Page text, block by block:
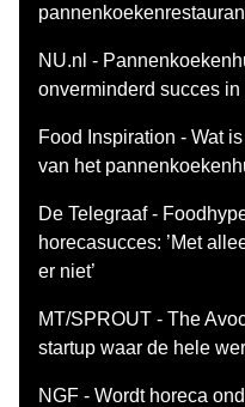
NU.nl -
onverminderd succes in
Food Inspiration - Wat
van het
De Telegraaf -
horecasucces: ’Met
er niet’
MT/SPROUT - The
startup waar de hele
NGF - Wordt horeca